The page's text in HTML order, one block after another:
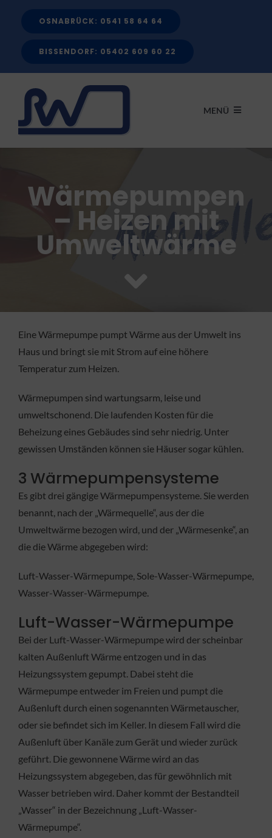
OSNABRÜCK: 0541 58 64 64
BISSENDORF: 05402 609 60 22
MENÜ
LEISTUNGEN
FÖRDERMITTEL
FACHBETRIEB
KONTAKT
Wärmepumpen
– Heizen mit
Umweltwärme
Eine Wärmepumpe pumpt Wärme aus der Umwelt ins
Haus und bringt sie mit Strom auf eine höhere
Temperatur zum Heizen.
Wärmepumpen sind wartungsarm, leise und
umweltschonend. Die laufenden Kosten für die
Beheizung eines Gebäudes sind sehr niedrig. Unter
gewissen Umständen können sie Häuser sogar kühlen.
3 Wärmepumpensysteme
Es gibt drei gängige Wärmepumpensysteme. Sie werden
benannt, nach der „Wärmequelle“, aus der die
Umweltwärme bezogen wird, und der „Wärmesenke“, an
die die Wärme abgegeben wird:
Luft-Wasser-Wärmepumpe, Sole-Wasser-Wärmepumpe,
Wasser-Wasser-Wärmepumpe.
Luft-Wasser-Wärmepumpe
Bei der Luft-Wasser-Wärmepumpe wird der scheinbar
kalten Außenluft Wärme entzogen und in das
Heizungssystem gepumpt. Dabei steht die
Wärmepumpe entweder im Freien und pumpt die
Außenluft durch einen sogenannten Wärmetauscher,
oder sie befindet sich im Keller. In diesem Fall wird die
Außenluft über Kanäle zum Gerät und wieder zurück
geführt. Die gewonnene Wärme wird an das
Heizungssystem abgegeben, das für gewöhnlich mit
Wasser betrieben wird. Daher kommt der Bestandteil
„Wasser“ in der Bezeichnung „Luft-Wasser-
Wärmepumpe“.